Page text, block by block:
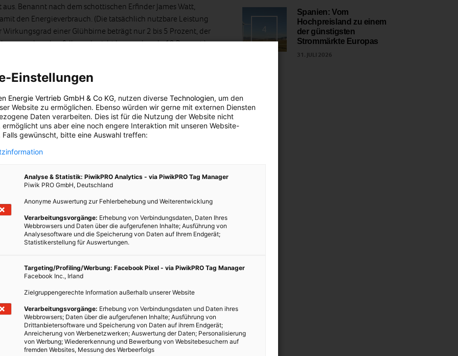
Benannt nach dem schottischen Erfinder James Watt,
den Energieverbrauch. (Die tatsächlich nutzbare Leistung
einer Glühbirne beträgt nur 2 bis 5 Prozent, der
aber ebenfalls noch nicht berauschende 12 Prozent.)
vergleichen zu können, benötigen wir also eine
wir wissen wollen. Auftritt: Lumen.
die von der Lichtquelle aus in alle Richtungen
Watt-Zahl im Grunde nicht viel zu tun. Beispiel: Eine
gibt 220 Lumen ab; eine Halogenlampe mit 217 Lumen
spendet 229 Lumen für fünf Watt und eine LED-
Wunder also, dass man mit der Watt-Zahl nicht mehr sehr
abschätzen möchte, achte auf Watt. Wer wissen will,
sich auf Lumen.
undContra
Kalklicht!
4
Spanien: Vom
Hochpreisland zu einem
der günstigsten
Strommärkte Europas
31. JULI 2026
Einstellungen
Energie Vertrieb GmbH & Co KG, nutzen diverse Technologien, um den
Website zu ermöglichen. Ebenso würden wir gerne mit externen Diensten
Daten verarbeiten. Dies ist für die Nutzung der Website nicht
ermöglicht uns aber eine noch engere Interaktion mit unseren Website-
Falls gewünscht, bitte eine Auswahl treffen:
Analyse & Statistik: PiwikPRO Analytics - via PiwikPRO Tag Manager
Piwik PRO GmbH, Deutschland
Anonyme Auswertung zur Fehlerbehebung und Weiterentwicklung
Verarbeitungsvorgänge: Erhebung von Verbindungsdaten, Daten Ihres
Webbrowsers und Daten über die aufgerufenen Inhalte; Ausführung von
Analysesoftware und die Speicherung von Daten auf Ihrem Endgerät;
Statistikerstellung für Auswertungen.
Targeting/Profiling/Werbung: Facebook Pixel - via PiwikPRO Tag Manager
Facebook Inc., Irland
Zielgruppengerechte Information außerhalb unserer Website
Verarbeitungsvorgänge: Erhebung von Verbindungsdaten und Daten ihres
Webbrowsers; Daten über die aufgerufenen Inhalte; Ausführung von
Drittanbietersoftware und Speicherung von Daten auf ihrem Endgerät;
Anreicherung von Werbenetzwerken; Auswertung der Daten; Personalisierung
von Werbung; Wiedererkennung und Bewerbung von Websitebesuchern auf
fremden Websites, Messung des Werbeerfolgs